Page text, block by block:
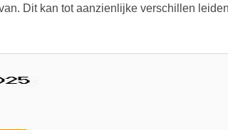
Dit kan tot aanzienlijke verschillen